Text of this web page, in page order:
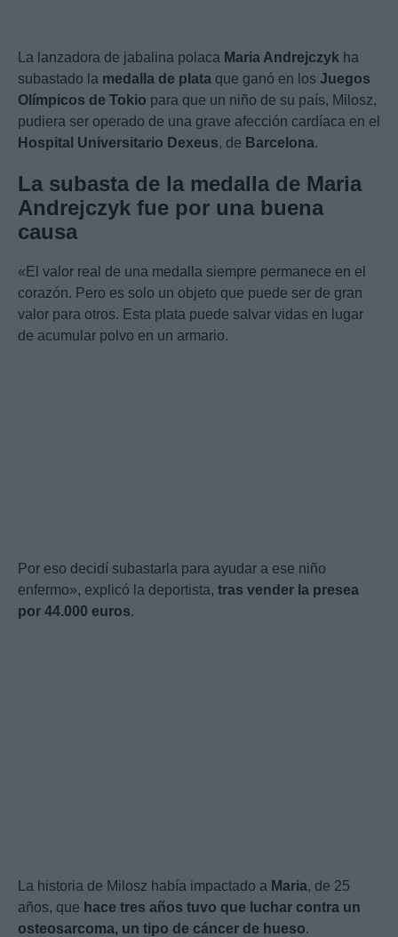
La lanzadora de jabalina polaca Maria Andrejczyk ha
subastado la medalla de plata que ganó en los Juegos
Olímpicos de Tokio para que un niño de su país, Milosz,
pudiera ser operado de una grave afección cardíaca en el
Hospital Universitario Dexeus, de Barcelona.
La subasta de la medalla de Maria
Andrejczyk fue por una buena
causa
«El valor real de una medalla siempre permanece en el
corazón. Pero es solo un objeto que puede ser de gran
valor para otros. Esta plata puede salvar vidas en lugar
de acumular polvo en un armario.
Por eso decidí subastarla para ayudar a ese niño
enfermo», explicó la deportista, tras vender la presea
por 44.000 euros.
La historia de Milosz había impactado a Maria, de 25
años, que hace tres años tuvo que luchar contra un
osteosarcoma, un tipo de cáncer de hueso.